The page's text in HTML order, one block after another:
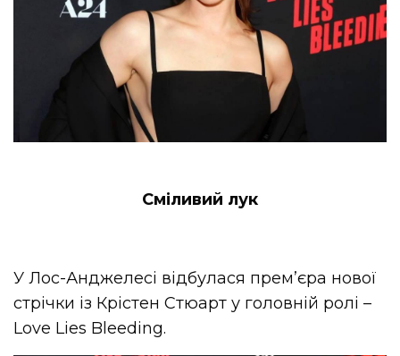
Сміливий лук
У Лос-Анджелесі відбулася прем’єра нової
стрічки із Крістен Стюарт у головній ролі –
Love Lies Bleeding.